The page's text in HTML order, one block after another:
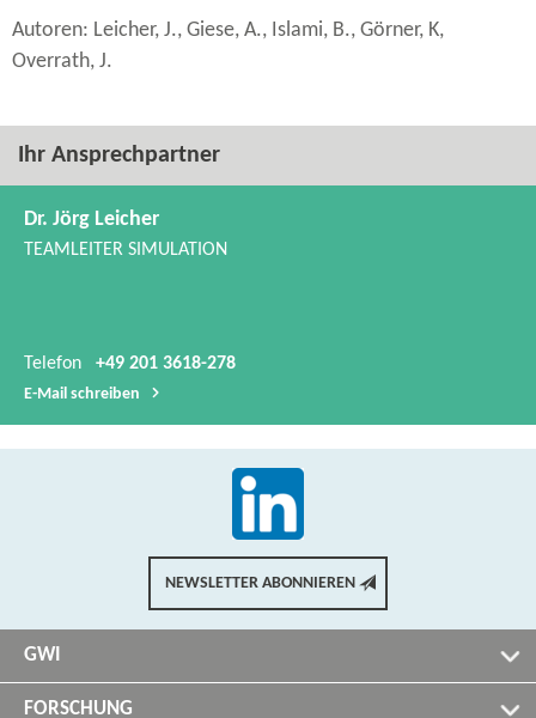
Autoren: Leicher, J., Giese, A., Islami, B., Görner, K,
Overrath, J.
Ihr Ansprechpartner
Dr. Jörg Leicher
TEAMLEITER SIMULATION
Telefon +49 201 3618-278
E-​Mail schreiben
NEWSLETTER ABONNIEREN
GWI
FORSCHUNG